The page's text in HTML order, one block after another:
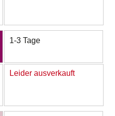
1-3 Tage
Leider ausverkauft